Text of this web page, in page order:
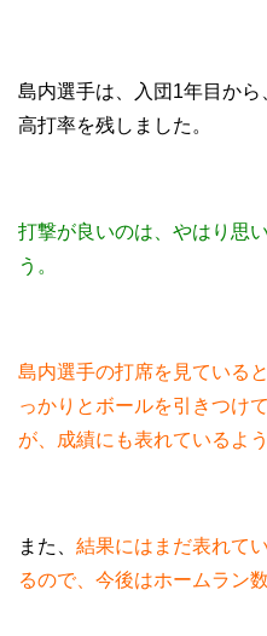
島内選手は、入団1年目か
高打率を残しました。
打撃が良いのは、やはり思
う。
島内選手の打席を見ている
っかりとボールを引きつけ
が、成績にも表れているよ
また、 結果にはまだ表れて
るので、今後はホームラン